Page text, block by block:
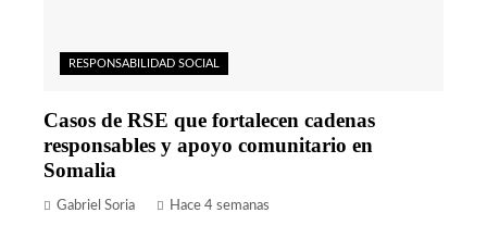
RESPONSABILIDAD SOCIAL
Casos de RSE que fortalecen cadenas
responsables y apoyo comunitario en
Somalia
Gabriel Soria Hace 4 semanas